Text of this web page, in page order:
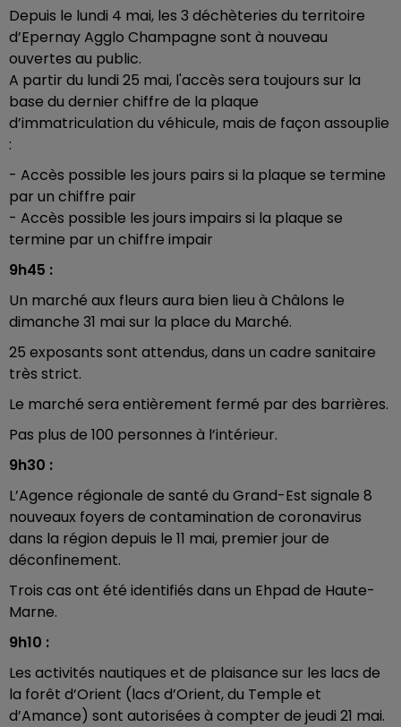
Depuis le lundi 4 mai, les 3 déchèteries du territoire
d’Epernay Agglo Champagne sont à nouveau
ouvertes au public.
A partir du lundi 25 mai, l'accès sera toujours sur la
base du dernier chiffre de la plaque
d’immatriculation du véhicule, mais de façon assouplie
:
- Accès possible les jours pairs si la plaque se termine
par un chiffre pair
- Accès possible les jours impairs si la plaque se
termine par un chiffre impair
9h45 :
Un marché aux fleurs aura bien lieu à Châlons le
dimanche 31 mai sur la place du Marché.
25 exposants sont attendus, dans un cadre sanitaire
très strict.
Le marché sera entièrement fermé par des barrières.
Pas plus de 100 personnes à l’intérieur.
9h30 :
L’Agence régionale de santé du Grand-Est signale 8
nouveaux foyers de contamination de coronavirus
dans la région depuis le 11 mai, premier jour de
déconfinement.
Trois cas ont été identifiés dans un Ehpad de Haute-
Marne.
9h10 :
Les activités nautiques et de plaisance sur les lacs de
la forêt d’Orient (lacs d’Orient, du Temple et
d’Amance) sont autorisées à compter de jeudi 21 mai.